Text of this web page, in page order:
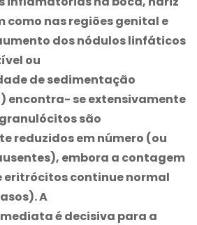
como nas regiões genital e
dos nódulos linfáticos
ou
de sedimentação
encontra- se extensivamente
são
reduzidos em número (ou
embora a contagem
eritrócitos continue normal
A
é decisiva para a